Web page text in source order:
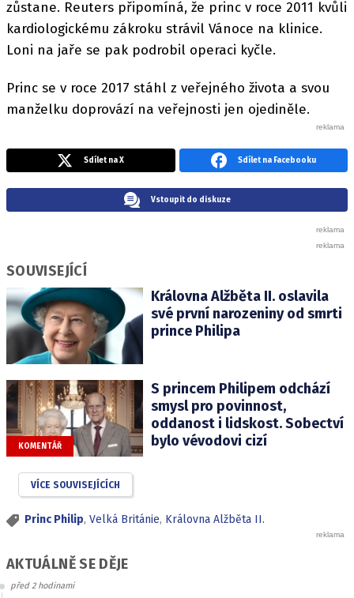
zůstane. Reuters připomíná, že princ v roce 2011 kvůli
kardiologickému zákroku strávil Vánoce na klinice.
Loni na jaře se pak podrobil operaci kyčle.
Princ se v roce 2017 stáhl z veřejného života a svou
manželku doprovází na veřejnosti jen ojediněle.
Sdílet na X Sdílet na Facebooku
Vstoupit do diskuze
SOUVISEJÍCÍ
Královna Alžběta II. oslavila
své první narozeniny od smrti
prince Philipa
KOMENTÁŘ
S princem Philipem odchází
smysl pro povinnost,
oddanost i lidskost. Sobectví
bylo vévodovi cizí
VÍCE SOUVISEJÍCÍCH
Princ Philip, Velká Británie, Královna Alžběta II.
AKTUÁLNĚ SE DĚJE
před 2 hodinami